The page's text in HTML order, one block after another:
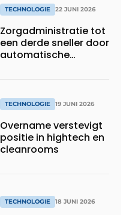
TECHNOLOGIE 22 JUNI 2026
Zorgadministratie tot
een derde sneller door
automatische
TECHNOLOGIE 19 JUNI 2026
Overname verstevigt
positie in hightech en
cleanrooms
TECHNOLOGIE 18 JUNI 2026